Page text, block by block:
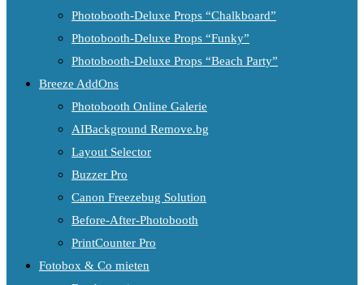
Photobooth-Deluxe Props “Chalkboard”
Photobooth-Deluxe Props “Funky”
Photobooth-Deluxe Props “Beach Party”
Breeze AddOns
Photobooth Online Galerie
AIBackground Remove.bg
Layout Selector
Buzzer Pro
Canon Freezebug Solution
Before-After-Photobooth
PrintCounter Pro
Fotobox & Co mieten